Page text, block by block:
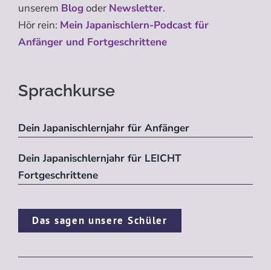
unserem Blogoder Newsletter.
Hör rein: Mein Japanischlern-Podcast für
Anfänger und Fortgeschrittene
Sprachkurse
Dein Japanischlernjahr für Anfänger
Dein Japanischlernjahr für LEICHT
Fortgeschrittene
Das sagen unsere Schüler